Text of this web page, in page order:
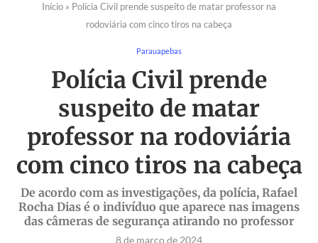
Início » Polícia Civil prende suspeito de matar professor na
rodoviária com cinco tiros na cabeça
Parauapebas
Polícia Civil prende
suspeito de matar
professor na rodoviária
com cinco tiros na cabeça
De acordo com as investigações, da polícia, Rafael
Rocha Dias é o indivíduo que aparece nas imagens
das câmeras de segurança atirando no professor
8 de março de 2024